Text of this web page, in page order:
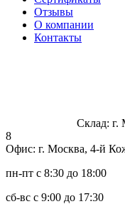
Отзывы
О компании
Контакты
Склад: г.
8
Офис: г. Москва, 4-й
пн-пт с 8:30 до 18:00
сб-вс с 9:00 до 17:30